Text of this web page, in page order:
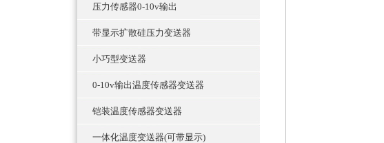
压力传感器0-10v输出
带显示扩散硅压力变送器
小巧型变送器
0-10v输出温度传感器变送器
铠装温度传感器变送器
一体化温度变送器(可带显示)